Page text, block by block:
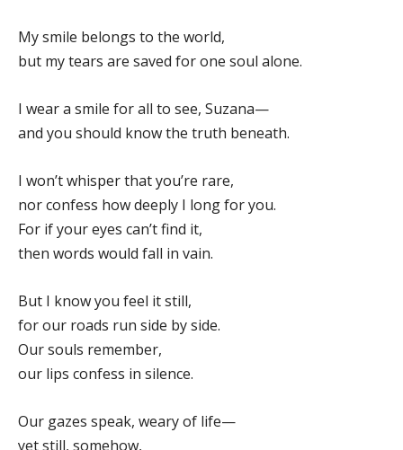
My smile belongs to the world,
but my tears are saved for one soul alone.
I wear a smile for all to see, Suzana—
and you should know the truth beneath.
I won’t whisper that you’re rare,
nor confess how deeply I long for you.
For if your eyes can’t find it,
then words would fall in vain.
But I know you feel it still,
for our roads run side by side.
Our souls remember,
our lips confess in silence.
Our gazes speak, weary of life—
yet still, somehow,